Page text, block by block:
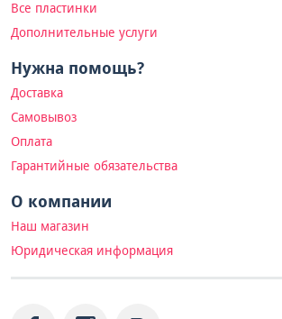
Все пластинки
Дополнительные услуги
Нужна помощь?
Доставка
Самовывоз
Оплата
Гарантийные обязательства
О компании
Наш магазин
Юридическая информация